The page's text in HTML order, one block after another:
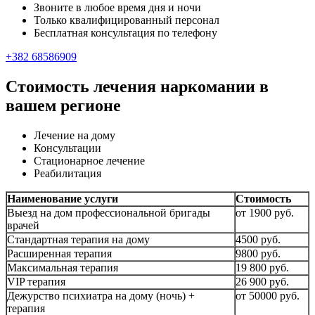
Звоните в любое время дня и ночи
Только квалифицированный персонал
Бесплатная консультация по телефону
+382 68586909
Стоимость лечения наркомании в
вашем регионе
Лечение на дому
Консультации
Стационарное лечение
Реабилитация
Наименование услуги
Стоимость
Выезд на дом профессиональной бригады
врачей
от 1900 руб.
Стандартная терапия на дому
4500 руб.
Расширенная терапия
9800 руб.
Максимальная терапия
19 800 руб.
VIP терапия
26 900 руб.
Дежурство психиатра на дому (ночь) +
терапия
от 50000 руб.